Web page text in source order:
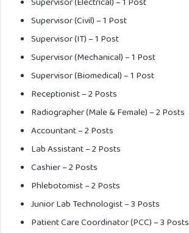
Supervisor (Civil) – 1 Post
Supervisor (IT) – 1 Post
Supervisor (Mechanical) – 1 Post
Supervisor (Biomedical) – 1 Post
Receptionist – 2 Posts
Radiographer (Male & Female) – 2 Posts
Accountant – 2 Posts
Lab Assistant – 2 Posts
Cashier – 2 Posts
Phlebotomist – 2 Posts
Junior Lab Technologist – 3 Posts
Patient Care Coordinator (PCC) – 3 Posts